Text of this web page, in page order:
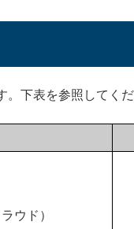
下表を参照してくだ
ウド）